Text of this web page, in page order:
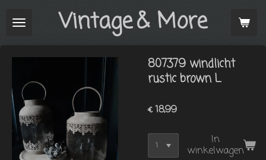
direct
Vintage& More
807379 windlicht
rustic brown L
€ 18,99
In
winkelwagen